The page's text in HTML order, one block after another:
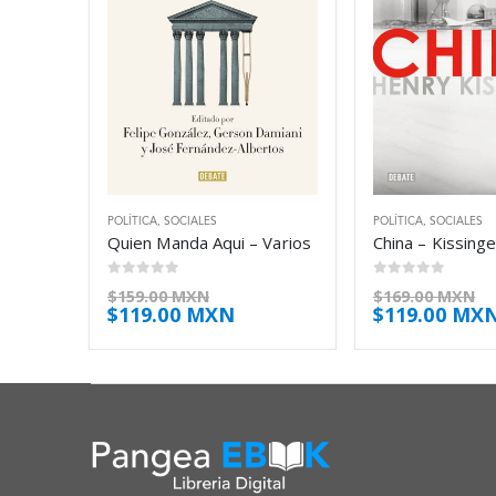
POLÍTICA SOCIALES
Quien Manda Aqui – Varios
$159.00 MXN
$119.00 MXN
POLÍTICA SOCIALES
China –
$169.00 MXN
$119.00